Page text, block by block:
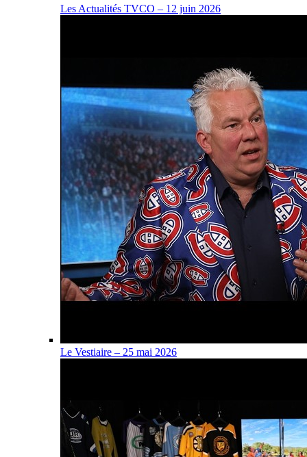
Les Actualités TVCO – 12 juin 2026
Le Vestiaire – 25 mai 2026